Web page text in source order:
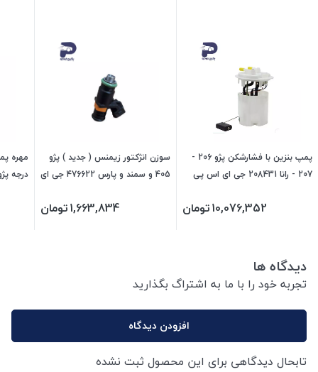
پمپ بنزین با فشارشکن پژو 206 -
207 - رانا 208431 جی ای اس پی
10,076,352تومان
سوزن انژکتور زیمنس ( جدید ) پژو
405 و سمند و پارس 476622 جی ای
1,663,834تومان
مهره
دیدگاه ها
تجربه خود را با ما به اشتراگ بگذارید
افزودن دیدگاه
تابحال دیدگاهی برای این محصول ثبت نشده